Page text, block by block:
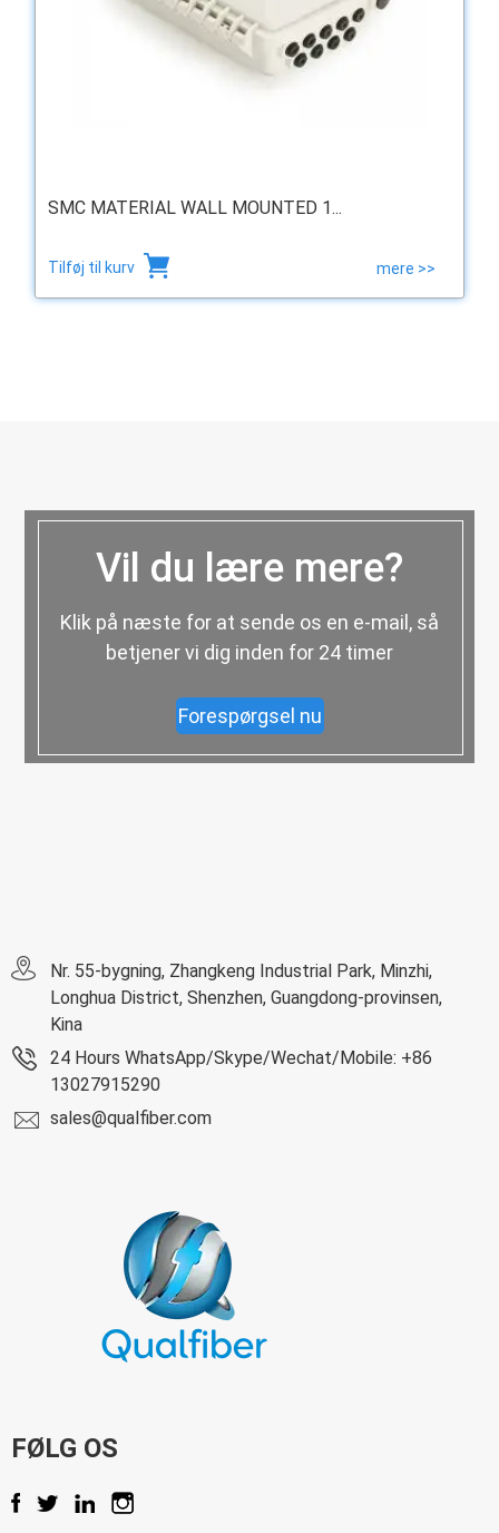
SMC MATERIAL WALL MOUNTED 1...
Tilføj til kurv mere >>
Vil du lære mere?
Klik på næste for at sende os en e-mail, så
betjener vi dig inden for 24 timer
Forespørgsel nu
Nr. 55-bygning, Zhangkeng Industrial Park, Minzhi,
Longhua District, Shenzhen, Guangdong-provinsen,
Kina
24 Hours WhatsApp/Skype/Wechat/Mobile: +86
13027915290
sales@qualfiber.com
FØLG OS